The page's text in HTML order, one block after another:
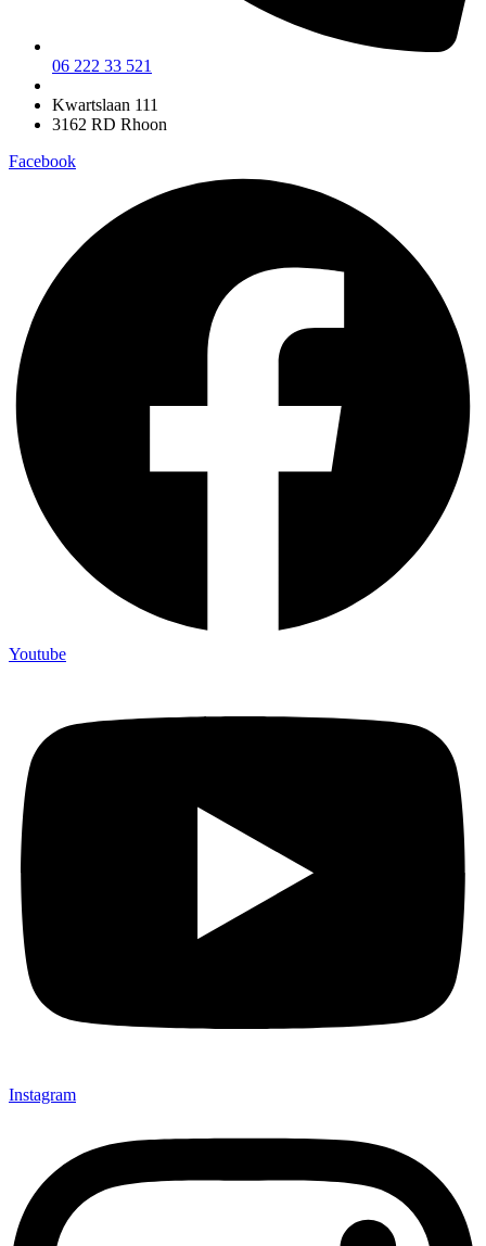
06 222 33 521
Kwartslaan 111
3162 RD Rhoon
Facebook
Youtube
Instagram